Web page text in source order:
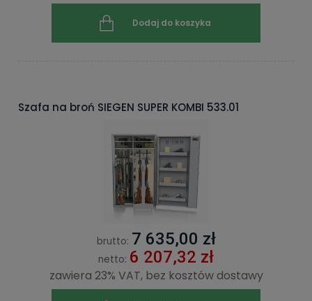
Dodaj do koszyka
Szafa na broń SIEGEN SUPER KOMBI 533.01
brutto: 7 635,00 zł
netto: 6 207,32 zł
zawiera 23% VAT, bez kosztów dostawy